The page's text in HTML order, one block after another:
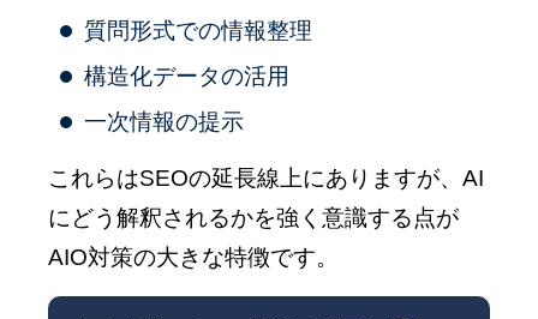
質問形式での情報整理
構造化データの活用
一次情報の提示
これらはSEOの延長線上にありますが、AI
にどう解釈されるかを強く意識する点が
AIO対策の大きな特徴です。